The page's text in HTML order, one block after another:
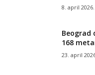
8. april 2026.
Beograd
168
23. april